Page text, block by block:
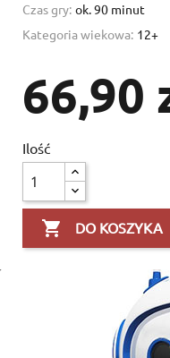
Czas gry: ok. 90 minut
Kategoria wiekowa: 12+
66,90
Ilość
 DO KOSZYKA